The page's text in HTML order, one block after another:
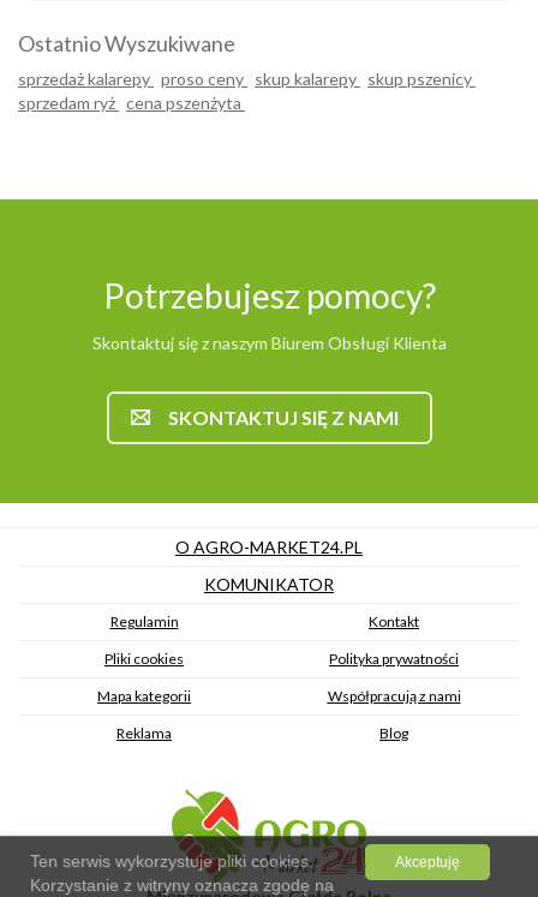
Ostatnio Wyszukiwane
sprzedaż kalarepy proso ceny skup kalarepy skup pszenicy
sprzedam ryż cena pszenżyta
Potrzebujesz pomocy?
Skontaktuj się z naszym Biurem Obsługi Klienta
SKONTAKTUJ SIĘ Z NAMI
O AGRO-MARKET24.PL
KOMUNIKATOR
Regulamin Kontakt
Pliki cookies Polityka prywatności
Mapa kategorii Współpracują z nami
Reklama Blog
Ten serwis wykorzystuje pliki cookies.
Korzystanie z witryny oznacza zgodę na
Akceptuję